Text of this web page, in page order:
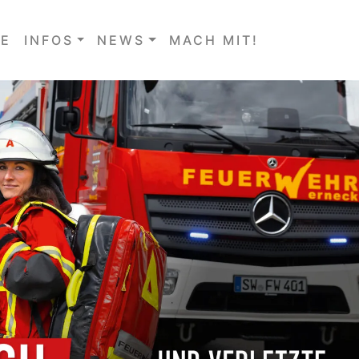
INFOS NEWS MACH MIT!